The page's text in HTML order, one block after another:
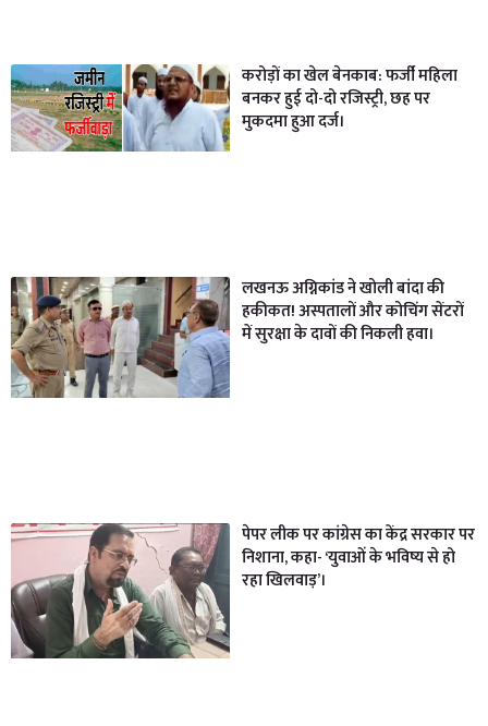
करोड़ों का खेल बेनकाब: फर्जी महिला
बनकर हुई दो-दो रजिस्ट्री, छह पर
मुकदमा हुआ दर्ज।
लखनऊ अग्निकांड ने खोली बांदा की
हकीकत! अस्पतालों और कोचिंग सेंटरों
में सुरक्षा के दावों की निकली हवा।
पेपर लीक पर कांग्रेस का केंद्र सरकार पर
निशाना, कहा- ‘युवाओं के भविष्य से हो
रहा खिलवाड़’।